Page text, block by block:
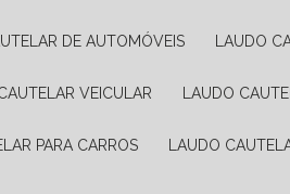
DE AUTOMÓVEIS LAUDO
VEICULAR LAUDO
PARA CARROS LAUDO